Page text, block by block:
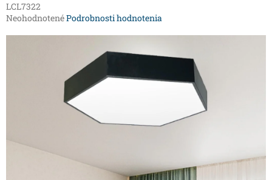
LCL7322
Priemerné
NeohodnotenéPodrobnosti hodnotenia